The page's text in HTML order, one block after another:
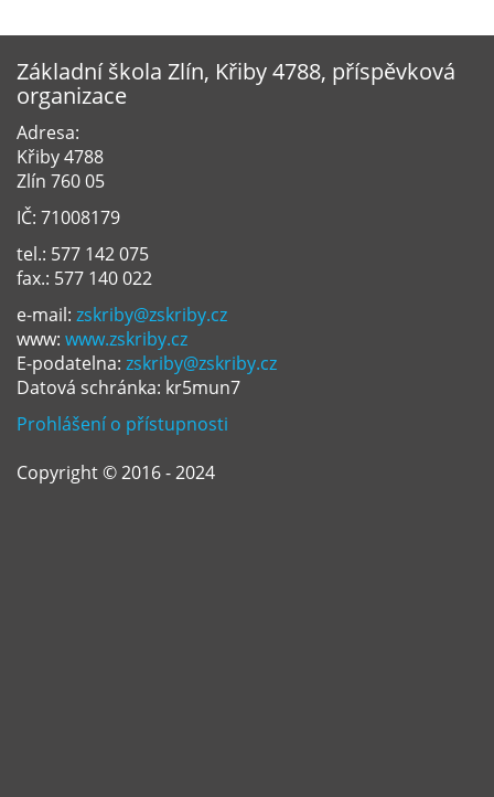
Základní škola Zlín, Křiby 4788, příspěvková
organizace
Adresa:
Křiby 4788
Zlín 760 05
IČ: 71008179
tel.: 577 142 075
fax.: 577 140 022
e-mail: zskriby@zskriby.cz
www: www.zskriby.cz
E-podatelna: zskriby@zskriby.cz
Datová schránka: kr5mun7
Prohlášení o přístupnosti
Copyright © 2016 - 2024